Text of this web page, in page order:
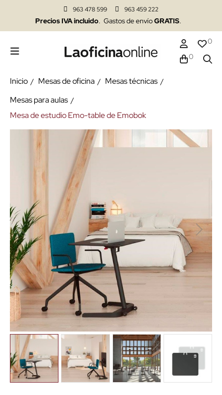
963 478 599 963 459 222
Precios IVA incluido. Gastos de envíoGRATIS.
0
0
Inicio Mesas de oficina
Mesas técnicas
Mesas para aulas
Mesa de estudio Emo-table de Emobok